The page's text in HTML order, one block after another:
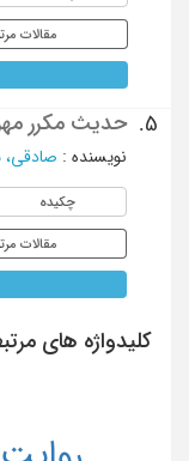
مقالات
5. حدیث مکرر
نویسنده : صادقی،
چکیده
مقالات
کلیدواژه های